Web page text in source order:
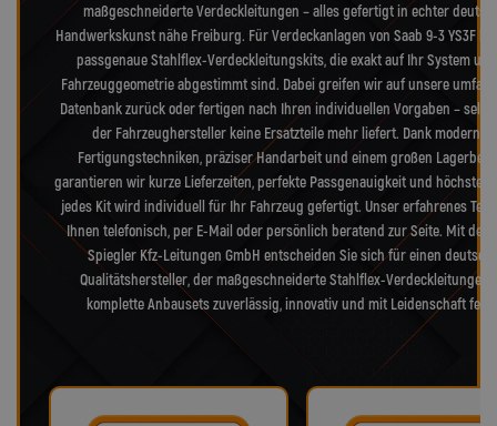
maßgeschneiderte Verdeckleitungen – alles gefertigt in echter
Handwerkskunst nähe Freiburg. Für Verdeckanlagen von Saab 9-3 YS3F
passgenaue Stahlflex-Verdeckleitungskits, die exakt auf Ihr System
Fahrzeuggeometrie abgestimmt sind. Dabei greifen wir auf unsere
Datenbank zurück oder fertigen nach Ihren individuellen Vorgaben –
der Fahrzeughersteller keine Ersatzteile mehr liefert. Dank
Fertigungstechniken, präziser Handarbeit und einem großen
garantieren wir kurze Lieferzeiten, perfekte Passgenauigkeit und höchste
jedes Kit wird individuell für Ihr Fahrzeug gefertigt. Unser erfahrenes
Ihnen telefonisch, per E-Mail oder persönlich beratend zur Seite. Mit der
Spiegler Kfz-Leitungen GmbH entscheiden Sie sich für einen
Qualitätshersteller, der maßgeschneiderte Stahlflex-Verdeckleitungen
komplette Anbausets zuverlässig, innovativ und mit Leidenschaft